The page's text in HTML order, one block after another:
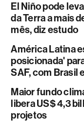
El Niño pode
da Terra a mais
mês, diz estudo
América Latina
posicionada'
SAF, com Brasil
Maior fundo
libera US$ 4,3
projetos